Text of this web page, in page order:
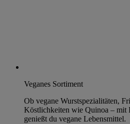
Veganes Sortiment
Ob vegane Wurstspezialitäten,
Köstlichkeiten wie Quinoa –
genießt du vegane Lebensmittel.